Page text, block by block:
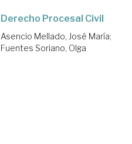
Derecho Procesal Civil
Asencio Mellado, José María;
Fuentes Soriano, Olga